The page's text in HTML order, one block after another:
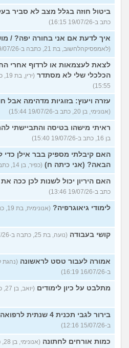
ביטול חוזה בגלל מצב לא סביר
כתב ב-19/07/26 16:15)
איך לדעת אם אני בחורה יפה? /
(לאמפסיקהלחשוב, בת 21, כתבה ב-19/07/26 16:04)
לצאת לעצמאות או לרדוף אחרי
הכלכלי שלי לא מסתדר
15:55)
עזרה ויעוץ: בזוגיות מדהימה אבל
(אנונימי, בן 20, כתב ב-19/07/26 15:44)
ראיתי מישהו בטיסה והתביישתי
בן 16, כתב ב-19/07/26 15:40)
האם קיבלתי מספיק בבר אילן כדי
הבאה? (אני כיתה ח) (כפיר, בן 14, כתב ב-19/07/26 13:57)
האם היריון יכול לשנות לכן ככה
כתב ב-19/07/26 13:46)
לימודי גיאוגרפיה? (אנונימית, בת 19, כתבה ב-19/07/26 13:37)
קושי בעבודה (נועה, בת 25, כתבה ב-16/07/26 16:28)
אמורה לעבור טסט לראשונה
ב-16/07/26 16:19)
מתלבט על כיון לימודים (יואב, בן 27, כתב ב-16/07/26 16:10)
בירור לגבי תכנית 4 שנתית לרפואה
ב-15/07/26 12:16)
כמות אורחים לחתונה